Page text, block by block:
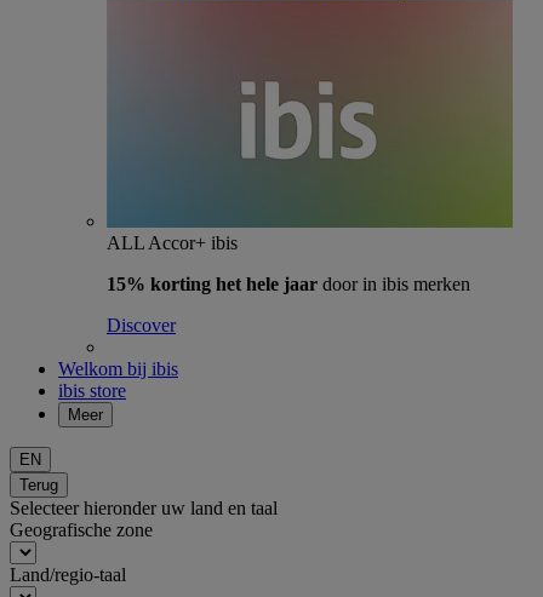
ALL Accor+ ibis
15% korting het hele jaar door in ibis merken
Discover
Welkom bij ibis
ibis store
Meer
EN
Terug
Selecteer hieronder uw land en taal
Geografische zone
Land/regio-taal